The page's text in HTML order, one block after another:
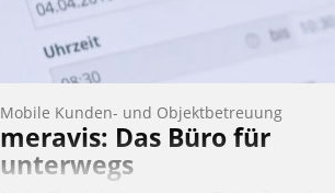
Mobile Kunden- und Objektbetreuung
meravis: Das Büro für
unterwegs